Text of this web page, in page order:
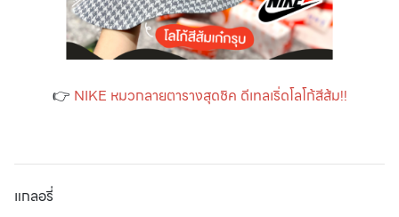
👉 NIKE หมวกลายตารางสุดชิค ดีเทลเริ่ดโลโก้สีส้ม!!
แกลอรี่